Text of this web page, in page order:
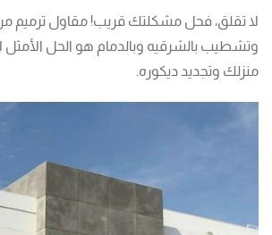
لا تقلق، فحل مشكلتك قريب! مقاول ترميم
وتشطيب بالشرقيه وبالدمام هو الحل الأمثل
منزلك وتجديد ديكوره.